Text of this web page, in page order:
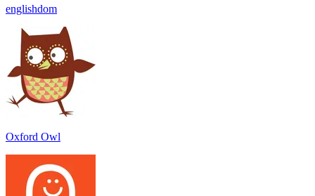
englishdom
Oxford Owl